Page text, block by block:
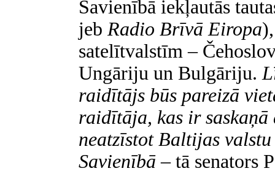
Savienībā iekļautās
jeb Radio Brīvā Eiropa
satelītvalstīm –
Ungāriju un Bulgāriju.
raidītājs būs pareizā
raidītāja, kas ir
neatzīstot Baltijas
Savienībā– tā senators